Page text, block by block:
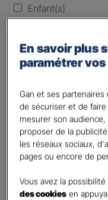
Enfant(s)
Laissez vide ou indiquez la date
Vos
Etes-vous déjà client
Oui
Non
Civilité *
Madame
En savoir plus
paramétrer
Gan et ses
de sécuriser et de
mesurer son
proposer de la
les réseaux sociaux,
pages ou encore de
Vous avez la
des cookies en